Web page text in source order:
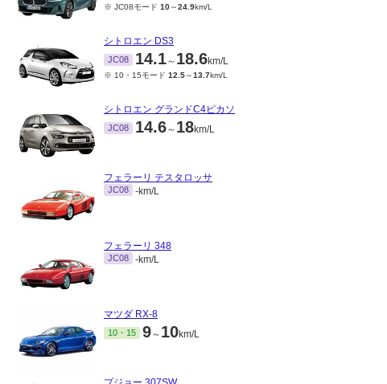
※ JC08モード 10～24.9km/L
シトロエン DS3
JC08 14.1～ 18.6km/L
※ 10・15モード 12.5～13.7km/L
シトロエン グランドC4ピカソ
JC08 14.6～ 18km/L
フェラーリ テスタロッサ
JC08 -km/L
フェラーリ 348
JC08 -km/L
マツダ RX-8
10・15 9～ 10km/L